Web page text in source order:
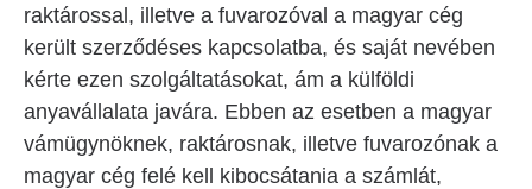
raktárossal, illetve a fuvarozóval a magyar cég
került szerződéses kapcsolatba, és saját nevében
kérte ezen szolgáltatásokat, ám a külföldi
anyavállalata javára. Ebben az esetben a magyar
vámügynöknek, raktárosnak, illetve fuvarozónak a
magyar cég felé kell kibocsátania a számlát,